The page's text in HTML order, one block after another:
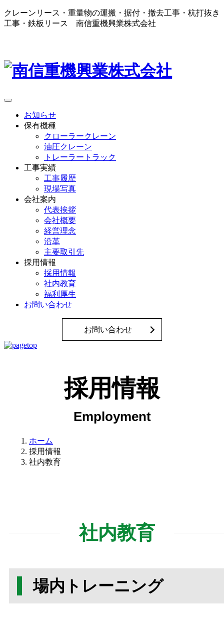
クレーンリース・重量物の運搬・据付・撤去工事・杭打抜き
工事・鉄板リース 南信重機興業株式会社
お知らせ
保有機種
クローラークレーン
油圧クレーン
トレーラートラック
工事実績
工事履歴
現場写真
会社案内
代表挨拶
会社概要
経営理念
沿革
主要取引先
採用情報
採用情報
社内教育
福利厚生
お問い合わせ
お問い合わせ
採用情報
ホーム
採用情報
社内教育
社内教育
場内トレーニング